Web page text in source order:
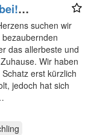
suchen wir
das allerbeste und
Wir haben
erst kürzlich
jedoch hat sich